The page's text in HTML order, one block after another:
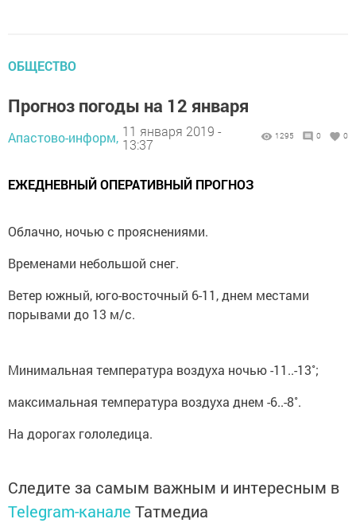
ОБЩЕСТВО
Прогноз погоды на 12 января
Апастово-информ, 11 января 2019 -
13:37
1295 0 0
ЕЖЕДНЕВНЫЙ ОПЕРАТИВНЫЙ ПРОГНОЗ
Облачно, ночью с прояснениями.
Временами небольшой снег.
Ветер южный, юго-восточный 6-11, днем местами
порывами до 13 м/с.
Минимальная температура воздуха ночью -11..-13˚;
максимальная температура воздуха днем -6..-8˚.
На дорогах гололедица.
Следите за самым важным и интересным в
Telegram-канале Татмедиа